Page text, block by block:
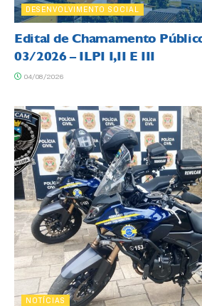
DESENVOLVIMENTO SOCIAL
Edital de Chamamento
03/2026 – ILPI I,II E III
04/08/2026
NOTÍCIAS